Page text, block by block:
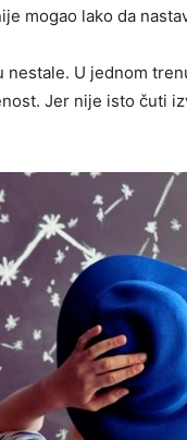
mogao lako da
U jednom
Jer nije isto čuti